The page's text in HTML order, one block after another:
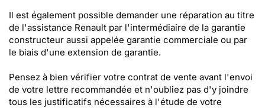
Il est également possible demander une réparation au titre
de l'assistance Renault par l'intermédiaire de la garantie
constructeur aussi appelée garantie commerciale ou par
le biais d'une extension de garantie.
Pensez à bien vérifier votre contrat de vente avant l'envoi
de votre lettre recommandée et n'oubliez pas d'y joindre
tous les justificatifs nécessaires à l'étude de votre